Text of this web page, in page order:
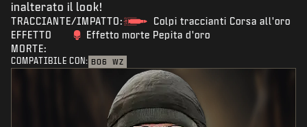
inalterato il look!
TRACCIANTE/IMPATTO:
Colpi traccianti Corsa all'oro
EFFETTO
MORTE:
Effetto morte Pepita d'oro
COMPATIBILE CON: BO6 WZ